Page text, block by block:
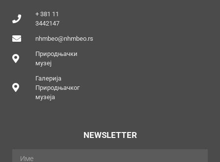
+ 381 11
3442147
nhmbeo@nhmbeo.rs
Природњачки
музеј
Галерија
Природњачког
музеја
NEWSLETTER